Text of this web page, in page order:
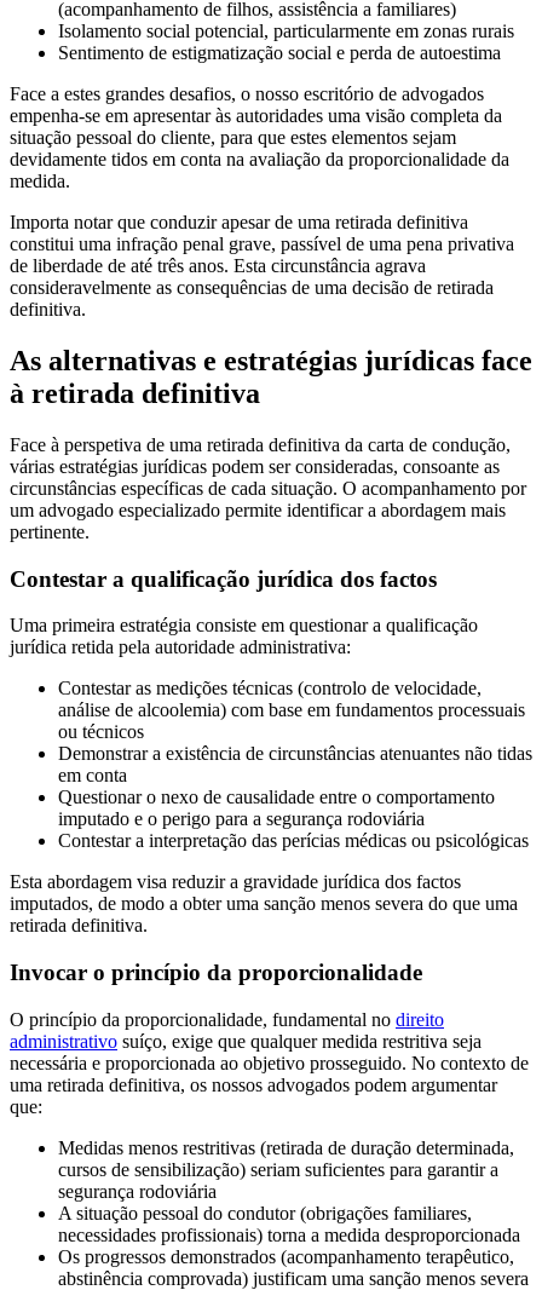
(acompanhamento de filhos, assistência a familiares)
Isolamento social potencial, particularmente em zonas rurais
Sentimento de estigmatização social e perda de autoestima
Face a estes grandes desafios, o nosso escritório de advogados
empenha-se em apresentar às autoridades uma visão completa da
situação pessoal do cliente, para que estes elementos sejam
devidamente tidos em conta na avaliação da proporcionalidade da
medida.
Importa notar que conduzir apesar de uma retirada definitiva
constitui uma infração penal grave, passível de uma pena privativa
de liberdade de até três anos. Esta circunstância agrava
consideravelmente as consequências de uma decisão de retirada
definitiva.
As alternativas e estratégias jurídicas face
à retirada definitiva
Face à perspetiva de uma retirada definitiva da carta de condução,
várias estratégias jurídicas podem ser consideradas, consoante as
circunstâncias específicas de cada situação. O acompanhamento por
um advogado especializado permite identificar a abordagem mais
pertinente.
Contestar a qualificação jurídica dos factos
Uma primeira estratégia consiste em questionar a qualificação
jurídica retida pela autoridade administrativa:
Contestar as medições técnicas (controlo de velocidade,
análise de alcoolemia) com base em fundamentos processuais
ou técnicos
Demonstrar a existência de circunstâncias atenuantes não tidas
em conta
Questionar o nexo de causalidade entre o comportamento
imputado e o perigo para a segurança rodoviária
Contestar a interpretação das perícias médicas ou psicológicas
Esta abordagem visa reduzir a gravidade jurídica dos factos
imputados, de modo a obter uma sanção menos severa do que uma
retirada definitiva.
Invocar o princípio da proporcionalidade
O princípio da proporcionalidade, fundamental no direito
administrativo suíço, exige que qualquer medida restritiva seja
necessária e proporcionada ao objetivo prosseguido. No contexto de
uma retirada definitiva, os nossos advogados podem argumentar
que:
Medidas menos restritivas (retirada de duração determinada,
cursos de sensibilização) seriam suficientes para garantir a
segurança rodoviária
A situação pessoal do condutor (obrigações familiares,
necessidades profissionais) torna a medida desproporcionada
Os progressos demonstrados (acompanhamento terapêutico,
abstinência comprovada) justificam uma sanção menos severa